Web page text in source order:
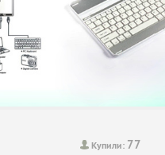
Купили: 77